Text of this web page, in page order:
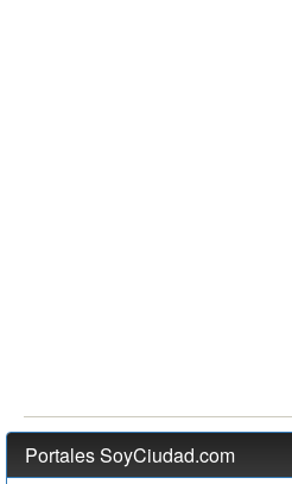
Portales SoyCiudad.com